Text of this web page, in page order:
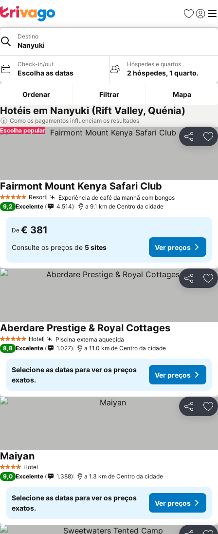
Favoritos
Iniciar
Destino
Nanyuki
Check-in/out
Escolha as datas
Hóspedes e quartos
2 hóspedes, 1 quarto.
Ordenar Filtrar Mapa
Hotéis em Nanyuki (Rift Valley, Quénia)
Como os pagamentos influenciam os resultados
Partilhar
Escolha popular
5 Estrelas Resort Experiência de café da manhã com bongosVer preços
Fairmont Mount Kenya Safari Club
9,2 Excelente 4.514 a 9.1 km de Centro da cidade
De € 381
Consulte os preços de 5 sites Ver preços
Partilhar
5 Estrelas Hotel Piscina externa aquecida
Aberdare Prestige & Royal CottagesVer preços
8,8 Excelente 1.027 a 11.0 km de Centro da cidade
Selecione as datas para ver os preços
exatos.
Ver preços
Partilhar
4 EstrelasHotel
MaiyanVer preços
9,0 Excelente 1.388 a 1.3 km de Centro da cidade
Selecione as datas para ver os preços
exatos.
Ver preços